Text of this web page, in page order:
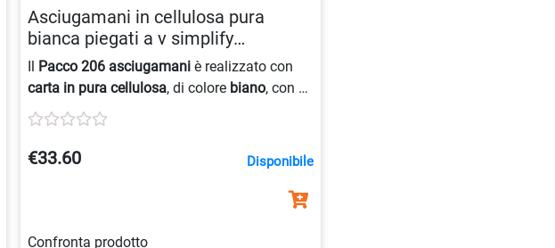
Asciugamani in cellulosa pura
bianca piegati a v simplify
08024929009090
Il Pacco 206 asciugamani è realizzato con
carta in pura cellulosa, di colore biano, con 2
veli e goffratura
certificazioni
dimensione piegato di 20,3 x 10,5 cm e
€33.60 Disponibile
Confronta prodotto